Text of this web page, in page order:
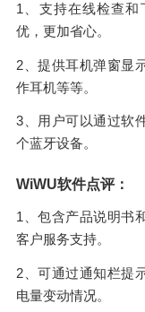
1、支持在线检查
优，更加省心。
2、提供耳机弹窗显
作耳机等等。
3、用户可以通过软
个蓝牙设备。
WiWU软件点评：
1、包含产品说明书
客户服务支持。
2、可通过通知栏提
电量变动情况。